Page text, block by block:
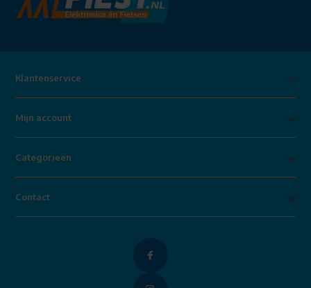
Klantenservice
Mijn account
Categorieën
Contact